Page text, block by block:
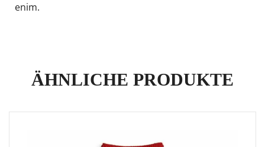
enim.
ÄHNLICHE PRODUKTE